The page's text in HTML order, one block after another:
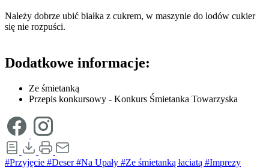
Należy dobrze ubić białka z cukrem, w maszynie do lodów cukier
się nie rozpuści.
Dodatkowe informacje:
Ze śmietanką
Przepis konkursowy - Konkurs Śmietanka Towarzyska
#Przyjęcie #Deser#Na Upały #Ze śmietanką łaciatą #Imprezy